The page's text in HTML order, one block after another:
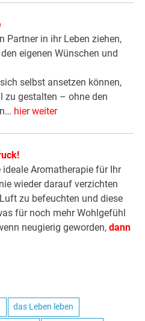
Partner in ihr Leben ziehen,
eigenen Wünschen und
selbst ansetzen können,
zu gestalten – ohne den
hier weiter
Aromatherapie für Ihr
wieder darauf verzichten
zu befeuchten und diese
für noch mehr Wohlgefühl
neugierig geworden,dann
das Leben leben